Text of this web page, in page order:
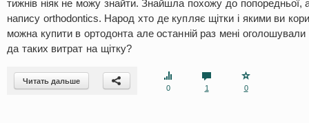
тижнів ніяк не можу знайти. Знайшла похожу до попоредньої,
напису orthodontics. Народ хто де купляє щітки і якими ви
можна купити в ортодонта але останній раз мені
да таких витрат на щітку?
Читать дальше
0
1 0